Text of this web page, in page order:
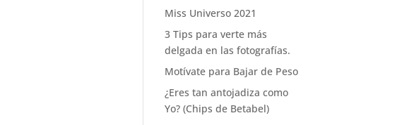
Miss Universo 2021
3 Tips para verte más
delgada en las fotografías.
Motívate para Bajar de Peso
¿Eres tan antojadiza como
Yo? (Chips de Betabel)